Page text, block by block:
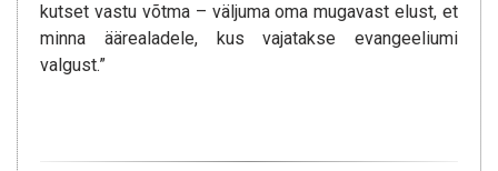
kutset vastu võtma – väljuma oma mugavast elust, et
minna äärealadele, kus vajatakse evangeeliumi
valgust.”